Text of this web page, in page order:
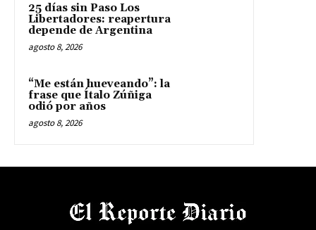
25 días sin Paso Los
Libertadores: reapertura
depende de Argentina
agosto 8, 2026
“Me están hueveando”: la
frase que Ítalo Zúñiga
odió por años
agosto 8, 2026